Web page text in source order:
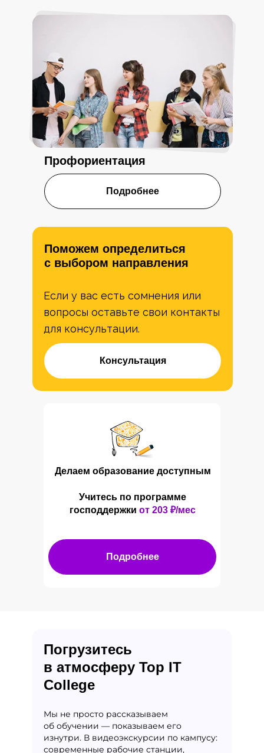
Профориентация
Подробнее
Поможем определиться
с выбором направления
Консультация
Если у вас есть сомнения или
вопросы оставьте свои контакты
для консультации.
Делаем образование доступным
Учитесь по программе
господдержки от 203 ₽/мес
Подробнее
Погрузитесь
в атмосферу Top IT
College
Мы не просто рассказываем
об обучении — показываем его
изнутри. В видеоэкскурсии по кампусу:
современные рабочие станции,